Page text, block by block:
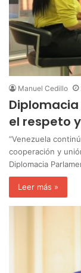
Manuel Cedillo
el respeto
“Venezuela
cooperación y
Diplomacia
Leer más »